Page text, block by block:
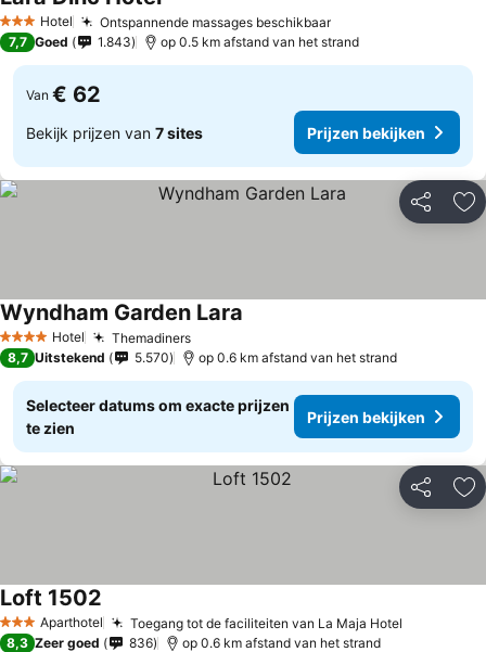
3 SterrenHotel Ontspannende massages beschikbaar
7,7 Goed 1.843 op 0.5 km afstand van het strand
Van € 62
Bekijk prijzen van 7 sites Prijzen bekijken
Delen
4 SterrenHotel Themadiners
Wyndham Garden Lara
8,7 Uitstekend 5.570 op 0.6 km afstand van het strand
Selecteer datums om exacte prijzen
te zien
Prijzen bekijken
Delen
3 SterrenAparthotel Toegang tot de faciliteiten van La Maja Hotel
Loft 1502
8,3 Zeer goed 836 op 0.6 km afstand van het strand